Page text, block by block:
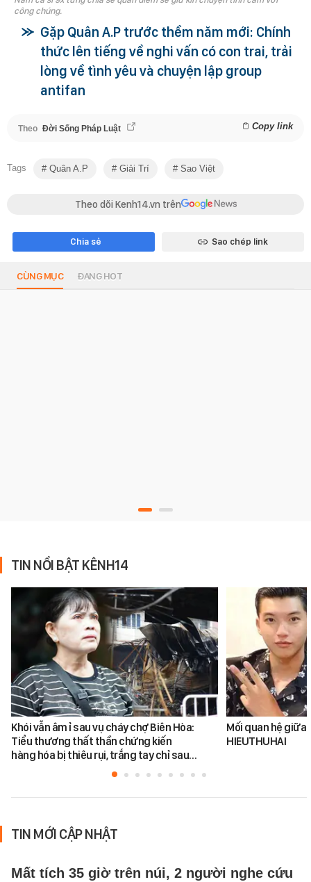
công chúng.
Gặp Quân A.P trước thềm năm mới: Chính
thức lên tiếng về nghi vấn có con trai, trải
lòng về tình yêu và chuyện lập group
antifan
Theo Đời Sống Pháp Luật Copy link
Tags Quân A.P Giải Trí Sao Việt
Theo dõi Kenh14.vn trên
Chia sẻ Sao chép link
CÙNG MỤC ĐANG HOT
TIN NỔI BẬT KÊNH14
Khói vẫn âm ỉ sau vụ cháy chợ Biên Hòa:
Tiểu thương thất thần chứng kiến
hàng hóa bị thiêu rụi, trắng tay chỉ sau…
Mối quan hệ giữa
HIEUTHUHAI
TIN MỚI CẬP NHẬT
Mất tích 35 giờ trên núi, 2 người nghe cứu